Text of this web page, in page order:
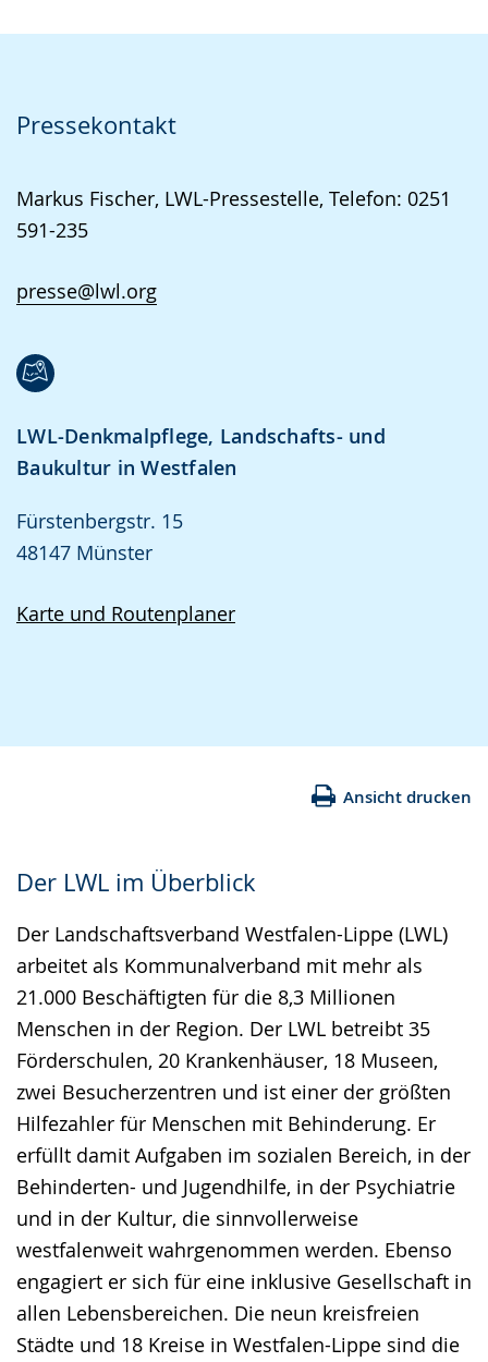
Pressekontakt
Markus Fischer, LWL-Pressestelle, Telefon: 0251
591-235
presse@lwl.org
LWL-Denkmalpflege, Landschafts- und
Baukultur in Westfalen
Fürstenbergstr. 15
48147 Münster
Karte und Routenplaner
Ansicht drucken
Der LWL im Überblick
Der Landschaftsverband Westfalen-Lippe (LWL)
arbeitet als Kommunalverband mit mehr als
21.000 Beschäftigten für die 8,3 Millionen
Menschen in der Region. Der LWL betreibt 35
Förderschulen, 20 Krankenhäuser, 18 Museen,
zwei Besucherzentren und ist einer der größten
Hilfezahler für Menschen mit Behinderung. Er
erfüllt damit Aufgaben im sozialen Bereich, in der
Behinderten- und Jugendhilfe, in der Psychiatrie
und in der Kultur, die sinnvollerweise
westfalenweit wahrgenommen werden. Ebenso
engagiert er sich für eine inklusive Gesellschaft in
allen Lebensbereichen. Die neun kreisfreien
Städte und 18 Kreise in Westfalen-Lippe sind die